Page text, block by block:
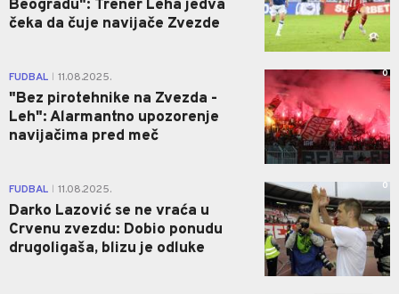
Beogradu": Trener Leha jedva
čeka da čuje navijače Zvezde
FUDBAL 11.08.2025.
"Bez pirotehnike na Zvezda -
Leh": Alarmantno upozorenje
navijačima pred meč
0
FUDBAL 11.08.2025.
Darko Lazović se ne vraća u
Crvenu zvezdu: Dobio ponudu
drugoligaša, blizu je odluke
0